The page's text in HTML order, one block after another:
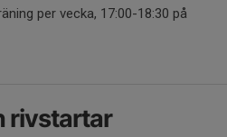
per vecka, 17:00-18:30 på
rivstartar